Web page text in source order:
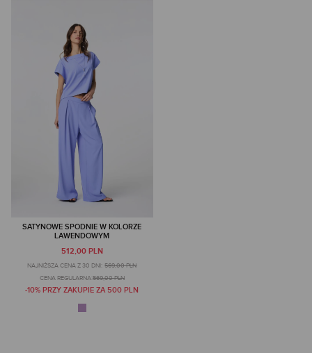
SATYNOWE SPODNIE W KOLORZE
LAWENDOWYM
512,00 PLN
NAJNIŻSZA CENA Z 30 DNI: 569,00 PLN
CENA REGULARNA:569,00 PLN
-10% PRZY ZAKUPIE ZA 500 PLN